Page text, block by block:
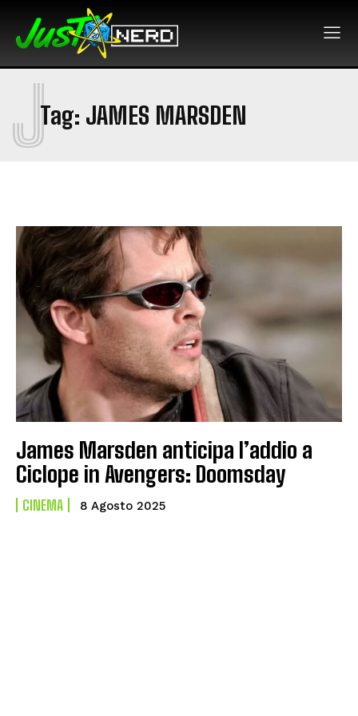
Tag: JAMES MARSDEN
J
James Marsden anticipa l’addio a
Ciclope in Avengers: Doomsday
CINEMA 8 Agosto 2025